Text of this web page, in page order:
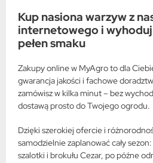
Kup nasiona warzyw z
internetowego i wyhoduj
pełen smaku
Zakupy online w MyAgro to dla
gwarancja jakości i fachowe
zamówisz w kilka minut – bez
dostawą prosto do Twojego ogrodu.
Dzięki szerokiej ofercie i
samodzielnie zaplanować cały
szalotki i brokułu Cezar, po późne